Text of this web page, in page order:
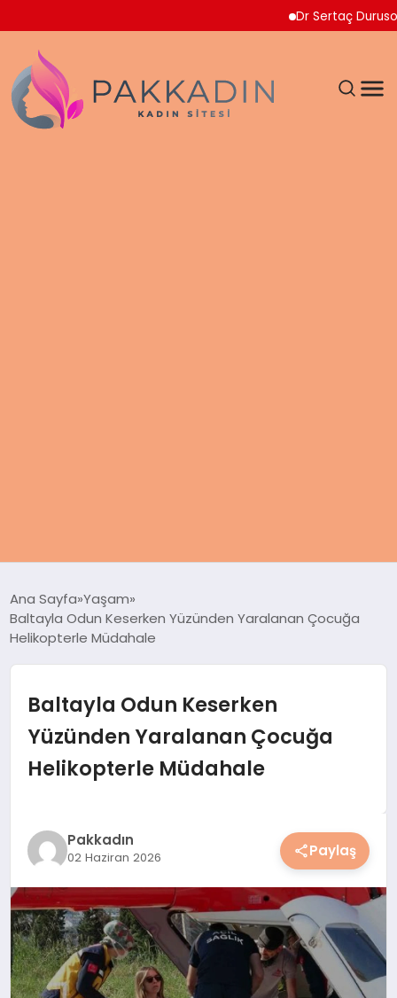
Dr Sertaç Durusoy
KADIN
SPOR & FITNESS
YEMEK
KIMDIR?
HESAPLAMALAR
Ana Sayfa Yaşam
Baltayla Odun Keserken Yüzünden Yaralanan Çocuğa
Helikopterle Müdahale
Baltayla Odun Keserken
Yüzünden Yaralanan Çocuğa
Helikopterle Müdahale
Pakkadın
02 Haziran 2026 Paylaş